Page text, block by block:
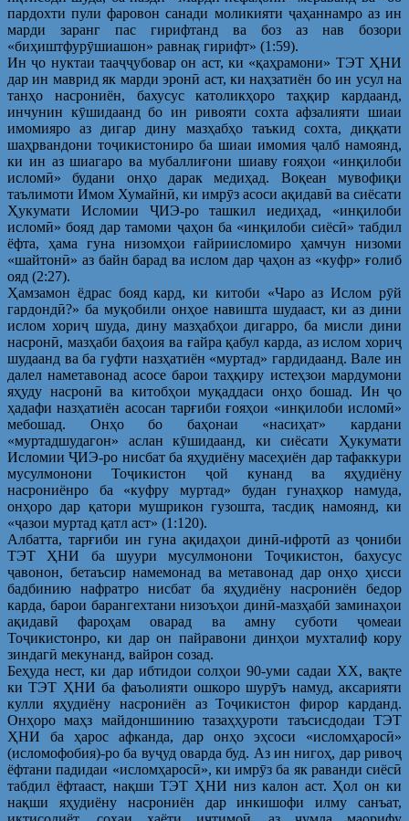
пардохти пули фаровон санади моликияти ҷаҳаннамро аз ин
марди заранг пас гирифтанд ва боз аз нав бозори
«биҳиштфурӯшиашон» равнақ гирифт» (1:59).
Ин ҷо нуктаи тааҷҷубовар он аст, ки «қаҳрамони» ТЭТ ҲНИ
дар ин маврид як марди эронӣ аст, ки наҳзатиён бо ин усул на
танҳо насрониён, бахусус католикҳоро таҳқир кардаанд,
инчунин кӯшидаанд бо ин ривояти сохта афзалияти шиаи
имомияро аз дигар дину мазҳабҳо таъкид сохта, диққати
шаҳрвандони тоҷикистониро ба шиаи имомия ҷалб намоянд,
ки ин аз шиагаро ва мубаллиғони шиаву ғояҳои «инқилоби
исломӣ» будани онҳо дарак медиҳад. Воқеан мувофиқи
таълимоти Имом Хумайнӣ, ки имрӯз асоси ақидавӣ ва сиёсати
Ҳукумати Исломии ҶИЭ-ро ташкил иедиҳад, «инқилоби
исломӣ» бояд дар тамоми ҷаҳон ба «инқилоби сиёсӣ» табдил
ёфта, ҳама гуна низомҳои ғайриисломиро ҳамчун низоми
«шайтонӣ» аз байн барад ва ислом дар ҷаҳон аз «куфр» ғолиб
ояд (2:27).
Ҳамзамон ёдрас бояд кард, ки китоби «Чаро аз Ислом рӯй
гардондӣ?» ба муқобили онҳое навишта шудааст, ки аз дини
ислом хориҷ шуда, дину мазҳабҳои дигарро, ба мисли дини
насронӣ, мазҳаби баҳоия ва ғайра қабул карда, аз ислом хориҷ
шудаанд ва ба гуфти назҳатиён «муртад» гардидаанд. Вале ин
далел наметавонад асосе барои таҳқиру истеҳзои мардумони
яҳуду насронӣ ва китобҳои муқаддаси онҳо бошад. Ин ҷо
ҳадафи назҳатиён асосан тарғиби ғояҳои «инқилоби исломӣ»
мебошад. Онҳо бо баҳонаи «насиҳат» кардани
«муртадшудагон» аслан кӯшидаанд, ки сиёсати Ҳукумати
Исломии ҶИЭ-ро нисбат ба яҳудиёну масеҳиён дар тафаккури
мусулмонони Тоҷикистон ҷой кунанд ва яҳудиёну
насрониёнро ба «куфру муртад» будан гунаҳкор намуда,
онҳоро дар қатори мушрикон гузошта, тасдиқ намоянд, ки
«ҷазои муртад қатл аст» (1:120).
Албатта, тарғиби ин гуна ақидаҳои динӣ-ифротӣ аз ҷониби
ТЭТ ҲНИ ба шуури мусулмонони Тоҷикистон, бахусус
ҷавонон, бетаъсир намемонад ва метавонад дар онҳо ҳисси
бадбинию нафратро нисбат ба яҳудиёну насрониён бедор
карда, барои барангехтани низоъҳои динӣ-мазҳабӣ заминаҳои
ақидавӣ фароҳам оварад ва амну суботи ҷомеаи
Тоҷикистонро, ки дар он пайравони динҳои мухталиф кору
зиндагӣ мекунанд, вайрон созад.
Беҳуда нест, ки дар ибтидои солҳои 90-уми садаи ХХ, вақте
ки ТЭТ ҲНИ ба фаъолияти ошкоро шурӯъ намуд, аксарияти
кулли яҳудиёну насрониён аз Тоҷикистон фирор карданд.
Онҳоро маҳз майдоншинию тазаҳҳуроти таъсисдодаи ТЭТ
ҲНИ ба ҳарос афканда, дар онҳо эҳсоси «исломҳаросӣ»
(исломофобия)-ро ба вуҷуд оварда буд. Аз ин нигоҳ, дар ривоҷ
ёфтани падидаи «исломҳаросӣ», ки имрӯз ба як раванди сиёсӣ
табдил ёфтааст, нақши ТЭТ ҲНИ низ калон аст. Ҳол он ки
нақши яҳудиёну насрониён дар инкишофи илму санъат,